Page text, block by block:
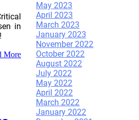
in
More
May 2023
April 2023
March 2023
January 2023
November 2022
October 2022
August 2022
July 2022
May 2022
April 2022
March 2022
January 2022